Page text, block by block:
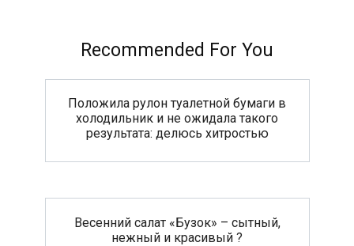
Recommended For You
Положила рулон туалетной бумаги в
холодильник и не ожидала такого
результата: делюсь хитростью
Весенний салат «Бузок» – сытный,
нежный и красивый ?